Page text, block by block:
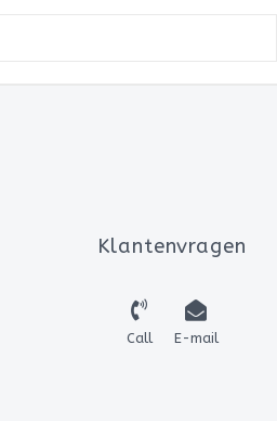
Klantenvragen
Call E-mail